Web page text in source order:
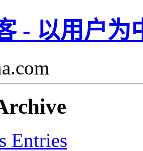
- 以用户为
Entries